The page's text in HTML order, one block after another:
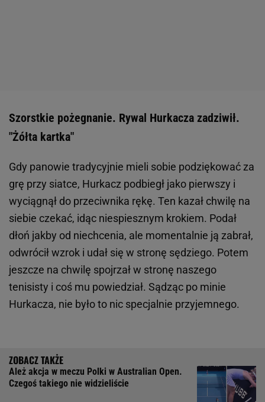
Szorstkie pożegnanie. Rywal Hurkacza zadziwił.
"Żółta kartka"
Gdy panowie tradycyjnie mieli sobie podziękować za
grę przy siatce, Hurkacz podbiegł jako pierwszy i
wyciągnął do przeciwnika rękę. Ten kazał chwilę na
siebie czekać, idąc niespiesznym krokiem. Podał
dłoń jakby od niechcenia, ale momentalnie ją zabrał,
odwrócił wzrok i udał się w stronę sędziego. Potem
jeszcze na chwilę spojrzał w stronę naszego
tenisisty i coś mu powiedział. Sądząc po minie
Hurkacza, nie było to nic specjalnie przyjemnego.
Ależ akcja w meczu Polki w Australian Open.
Czegoś takiego nie widzieliście